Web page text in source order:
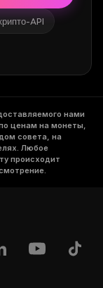
API
нами
ценам на монеты,
совета, на
Любое
происходит